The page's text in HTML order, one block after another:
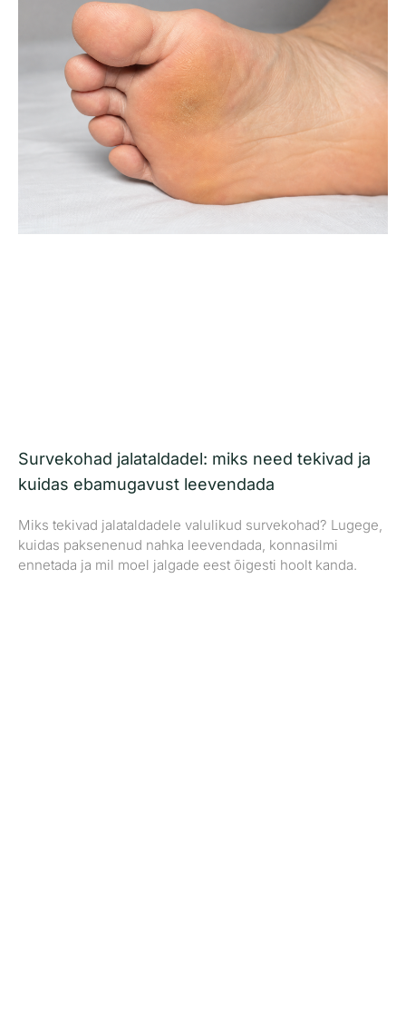
Survekohad jalataldadel: miks need tekivad ja
kuidas ebamugavust leevendada
Miks tekivad jalataldadele valulikud survekohad? Lugege,
kuidas paksenenud nahka leevendada, konnasilmi
ennetada ja mil moel jalgade eest õigesti hoolt kanda.